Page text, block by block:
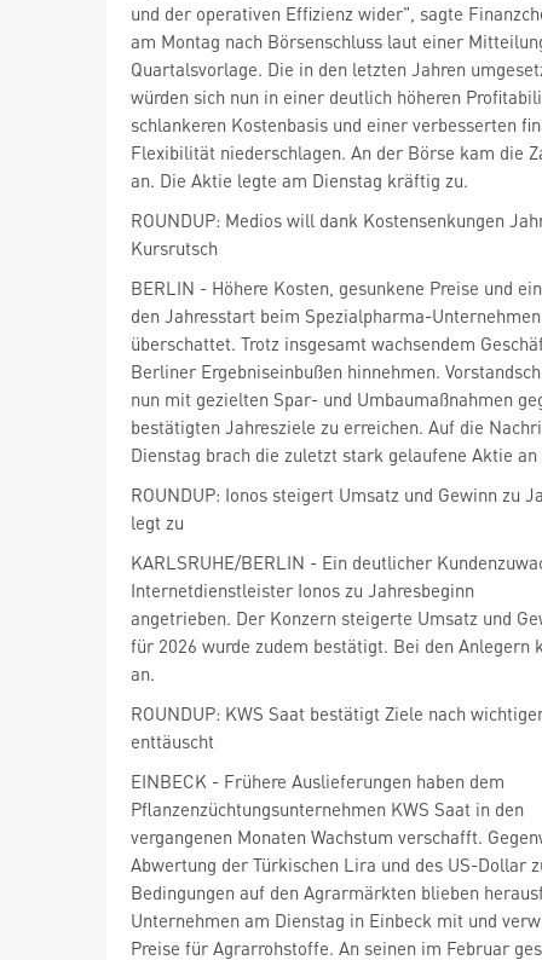
und der operativen Effizienz wider", sagte
am Montag nach Börsenschluss laut einer
Quartalsvorlage. Die in den letzten Jahren
würden sich nun in einer deutlich höheren
schlankeren Kostenbasis und einer verbesserten
Flexibilität niederschlagen. An der Börse kam die
an. Die Aktie legte am Dienstag kräftig zu.
ROUNDUP: Medios will dank Kostensenkungen
Kursrutsch
BERLIN - Höhere Kosten, gesunkene Preise und
den Jahresstart beim Spezialpharma-
überschattet. Trotz insgesamt wachsendem
Berliner Ergebniseinbußen hinnehmen.
nun mit gezielten Spar- und Umbaumaßnahmen
bestätigten Jahresziele zu erreichen. Auf die
Dienstag brach die zuletzt stark gelaufene Aktie
ROUNDUP: Ionos steigert Umsatz und Gewinn zu
legt zu
KARLSRUHE/BERLIN - Ein deutlicher
Internetdienstleister Ionos zu Jahresbeginn
angetrieben. Der Konzern steigerte Umsatz und
für 2026 wurde zudem bestätigt. Bei den Anlegern
an.
ROUNDUP: KWS Saat bestätigt Ziele nach
enttäuscht
EINBECK - Frühere Auslieferungen haben dem
Pflanzenzüchtungsunternehmen KWS Saat in den
vergangenen Monaten Wachstum verschafft.
Abwertung der Türkischen Lira und des US-Dollar
Bedingungen auf den Agrarmärkten blieben
Unternehmen am Dienstag in Einbeck mit und
Preise für Agrarrohstoffe. An seinen im Februar